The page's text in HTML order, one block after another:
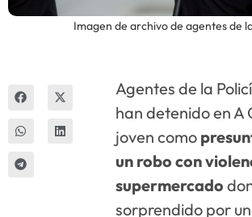
Imagen de archivo de agentes de
Agentes de la
han detenido en A
joven como
un robo con
supermercado
sorprendido por